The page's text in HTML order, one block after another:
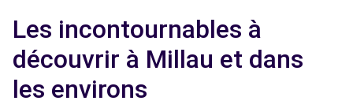
Les incontournables à
découvrir à Millau et dans
les environs